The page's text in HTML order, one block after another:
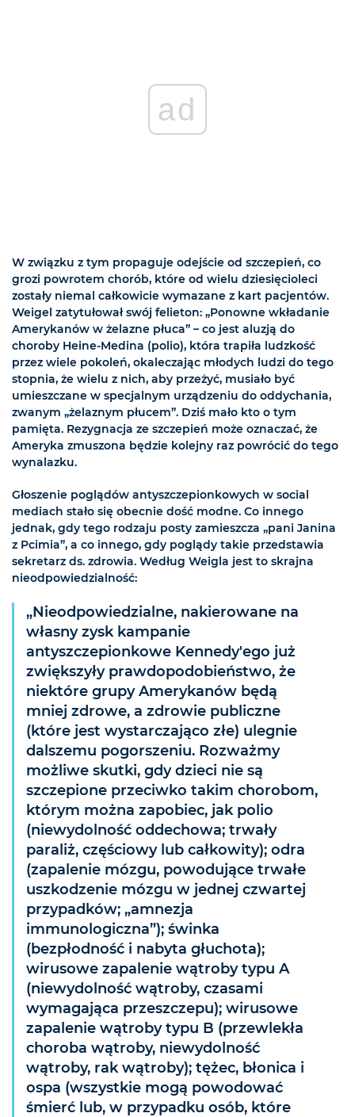
ad
W związku z tym propaguje odejście od szczepień, co
grozi powrotem chorób, które od wielu dziesięcioleci
zostały niemal całkowicie wymazane z kart pacjentów.
Weigel zatytułował swój felieton: „Ponowne wkładanie
Amerykanów w żelazne płuca” – co jest aluzją do
choroby Heine-Medina (polio), która trapiła ludzkość
przez wiele pokoleń, okaleczając młodych ludzi do tego
stopnia, że wielu z nich, aby przeżyć, musiało być
umieszczane w specjalnym urządzeniu do oddychania,
zwanym „żelaznym płucem”. Dziś mało kto o tym
pamięta. Rezygnacja ze szczepień może oznaczać, że
Ameryka zmuszona będzie kolejny raz powrócić do tego
wynalazku.
Głoszenie poglądów antyszczepionkowych w social
mediach stało się obecnie dość modne. Co innego
jednak, gdy tego rodzaju posty zamieszcza „pani Janina
z Pcimia”, a co innego, gdy poglądy takie przedstawia
sekretarz ds. zdrowia. Według Weigla jest to skrajna
nieodpowiedzialność:
„Nieodpowiedzialne, nakierowane na
własny zysk kampanie
antyszczepionkowe Kennedy'ego już
zwiększyły prawdopodobieństwo, że
niektóre grupy Amerykanów będą
mniej zdrowe, a zdrowie publiczne
(które jest wystarczająco złe) ulegnie
dalszemu pogorszeniu. Rozważmy
możliwe skutki, gdy dzieci nie są
szczepione przeciwko takim chorobom,
którym można zapobiec, jak polio
(niewydolność oddechowa; trwały
paraliż, częściowy lub całkowity); odra
(zapalenie mózgu, powodujące trwałe
uszkodzenie mózgu w jednej czwartej
przypadków; „amnezja
immunologiczna”); świnka
(bezpłodność i nabyta głuchota);
wirusowe zapalenie wątroby typu A
(niewydolność wątroby, czasami
wymagająca przeszczepu); wirusowe
zapalenie wątroby typu B (przewlekła
choroba wątroby, niewydolność
wątroby, rak wątroby); tężec, błonica i
ospa (wszystkie mogą powodować
śmierć lub, w przypadku osób, które